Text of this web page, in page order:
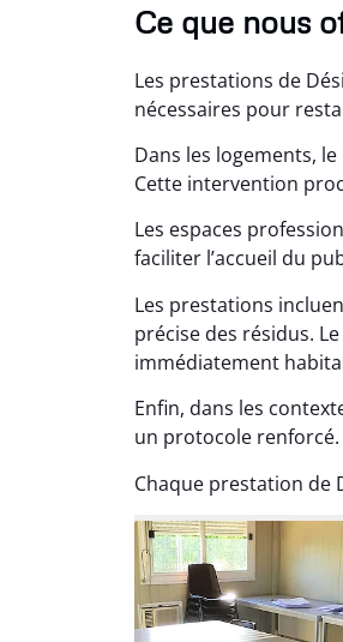
Ce que nous
Les prestations de
nécessaires pour
Dans les logements,
Cette intervention
Les espaces
faciliter l’accueil du
Les prestations
précise des résidus.
immédiatement
Enfin, dans les
un protocole
Chaque prestation de